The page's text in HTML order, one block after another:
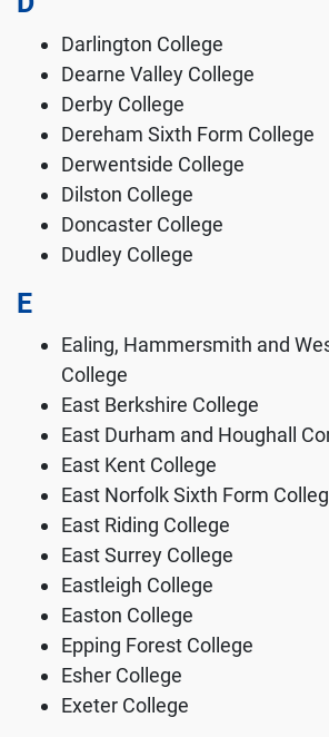
Darlington College
Dearne Valley College
Derby College
Dereham Sixth Form College
Derwentside College
Dilston College
Doncaster College
Dudley College
E
Ealing, Hammersmith and
College
East Berkshire College
East Durham and Houghall
East Kent College
East Norfolk Sixth Form
East Riding College
East Surrey College
Eastleigh College
Easton College
Epping Forest College
Esher College
Exeter College